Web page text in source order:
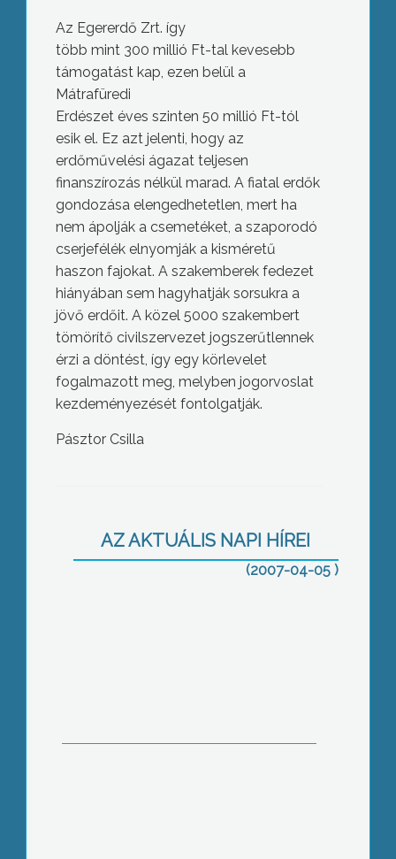
Az Egererdő Zrt. így
több mint 300 millió Ft-tal kevesebb
támogatást kap, ezen belül a
Mátrafüredi
Erdészet éves szinten 50 millió Ft-tól
esik el. Ez azt jelenti, hogy az
erdőművelési ágazat teljesen
finanszírozás nélkül marad. A fiatal erdők
gondozása elengedhetetlen, mert ha
nem ápolják a csemetéket, a szaporodó
cserjefélék elnyomják a kisméretű
haszon fajokat. A szakemberek fedezet
hiányában sem hagyhatják sorsukra a
jövő erdőit. A közel 5000 szakembert
tömörítő civilszervezet jogszerűtlennek
érzi a döntést, így egy körlevelet
fogalmazott meg, melyben jogorvoslat
kezdeményezését fontolgatják.
Pásztor Csilla
AZ AKTUÁLIS NAPI HÍREI
(2007-04-05 )
Együtt, közösen